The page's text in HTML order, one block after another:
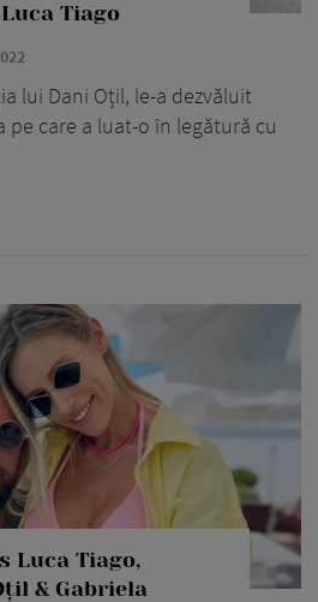
Tiago
lui Dani Oțil, le-a dezvăluit
pe care a luat-o în legătură cu
Luca Tiago,
& Gabriela